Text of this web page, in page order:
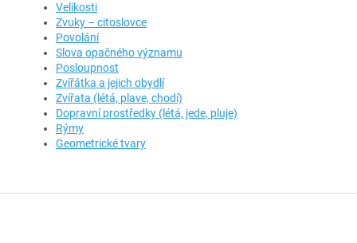
Velikosti
Zvuky – citoslovce
Povolání
Slova opačného významu
Posloupnost
Zvířátka a jejich obydlí
Zvířata (létá, plave, chodí)
Dopravní prostředky (létá, jede, pluje)
Rýmy
Geometrické tvary